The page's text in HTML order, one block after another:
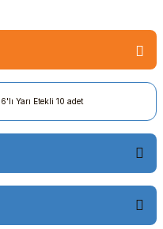
Yarı Etekli 10 adet